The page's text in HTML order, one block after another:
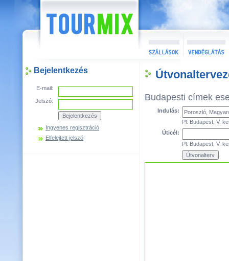
Bejelentkezés
E-mail:
Jelszó:
Ingyenes regisztráció
Elfelejtett jelszó
Budapesti címek
Indulás:
Pl: Budapest, V.
Úticél:
Pl: Budapest, V.